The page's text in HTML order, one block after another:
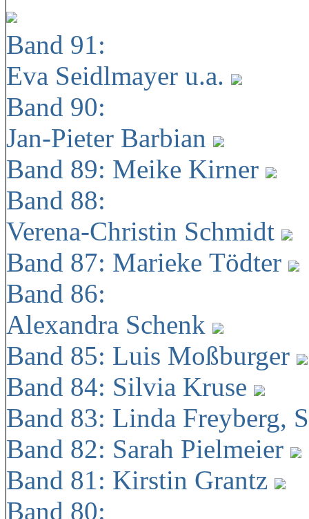
Band 91:
Eva Seidlmayer u.a.
Band 90:
Jan-Pieter Barbian
Band 89: Meike Kirner
Band 88:
Verena-Christin Schmidt
Band 87: Marieke Tödter
Band 86:
Alexandra Schenk
Band 85: Luis Moßburger
Band 84: Silvia Kruse
Band 83: Linda Freyberg,
Band 82: Sarah Pielmeier
Band 81: Kirstin Grantz
Band 80: